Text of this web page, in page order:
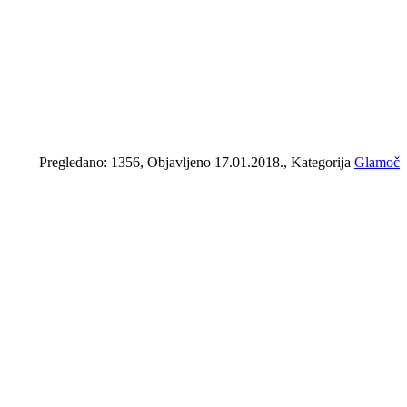
Pregledano: 1356, Objavljeno 17.01.2018., Kategorija Glamoč